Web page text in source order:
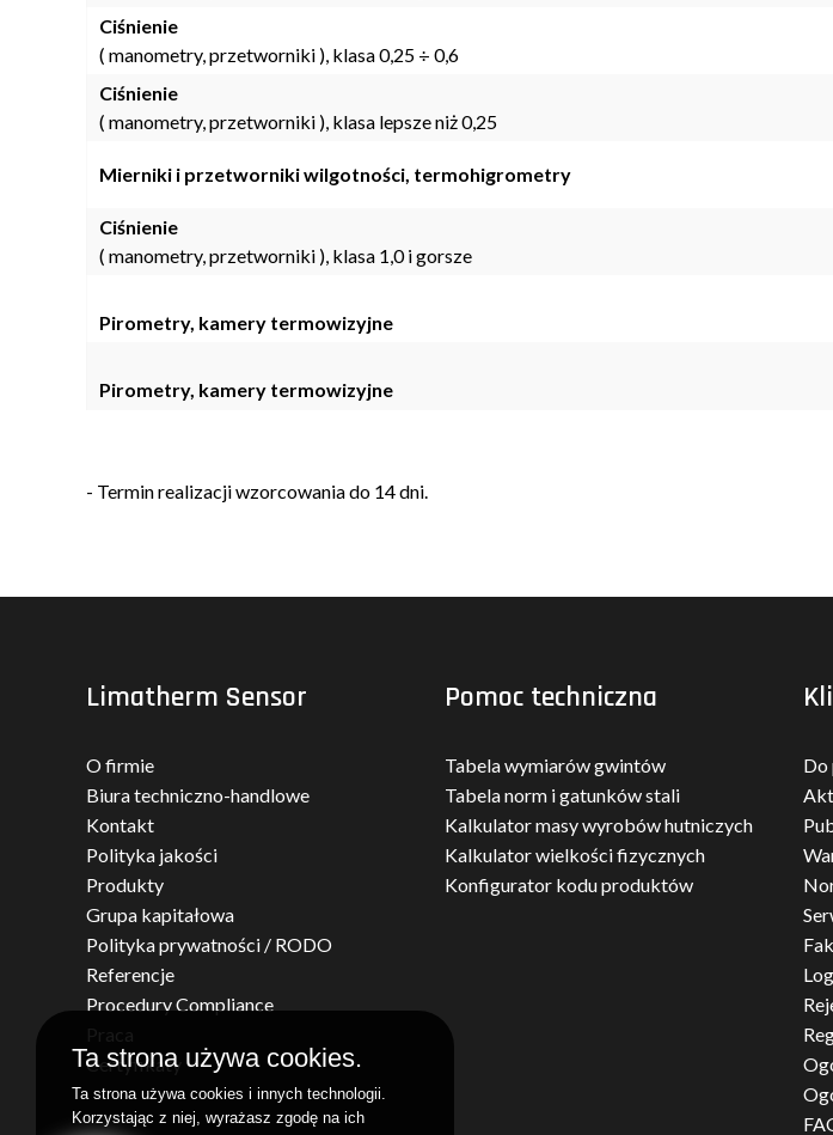
Ciśnienie
( manometry, przetworniki ), klasa 0,25 ÷ 0,6
Ciśnienie
( manometry, przetworniki ), klasa lepsze niż 0,25
Mierniki i przetworniki wilgotności, termohigrometry
Ciśnienie
( manometry, przetworniki ), klasa 1,0 i gorsze
Pirometry, kamery termowizyjne
Pirometry, kamery termowizyjne
- Termin realizacji wzorcowania do 14 dni.
Limatherm Sensor
O firmie
Biura techniczno-handlowe
Kontakt
Polityka jakości
Produkty
Grupa kapitałowa
Polityka prywatności / RODO
Referencje
Procedury Compliance
Certyfikaty
Pomoc techniczna
Tabela wymiarów gwintów
Tabela norm i gatunków stali
Kalkulator masy wyrobów hutniczych
Kalkulator wielkości fizycznych
Konfigurator kodu produktów
Do
Ta strona używa cookies.
Ta strona używa cookies i innych technologii.
Korzystając z niej, wyrażasz zgodę na ich